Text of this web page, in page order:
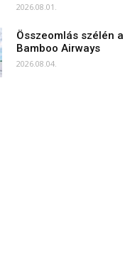
2026.08.01.
Összeomlás szélén a
Bamboo Airways
2026.08.04.